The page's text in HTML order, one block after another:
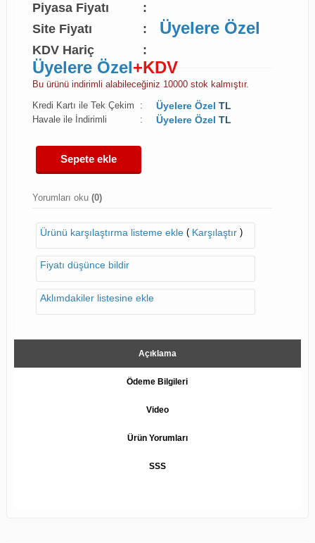
Piyasa Fiyatı
:
Site Fiyatı
: Üyelere Özel
KDV Hariç :
Üyelere Özel+KDV
Bu ürünü indirimli alabileceğiniz 10000 stok kalmıştır.
Kredi Kartı ile Tek Çekim
: Üyelere Özel TL
Havale ile İndirimli : Üyelere Özel TL
Sepete ekle
Yorumları oku (0)
Ürünü karşılaştırma listeme ekle( Karşılaştır)
Fiyatı düşünce bildir
Aklımdakiler listesine ekle
Açıklama
Ödeme Bilgileri
Video
Ürün Yorumları
SSS